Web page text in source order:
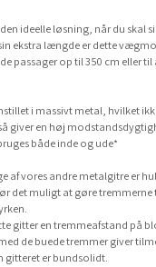
ideelle løsning, når du skal
ekstra længde er dette
passager op til 350 cm eller til
i massivt metal, hvilket
giver en høj
både inde og ude*
af vores andre metalgitre er
det muligt at gøre tremmerne
gitter en tremmeafstand på
de buede tremmer giver
gitteret er bundsolidt.